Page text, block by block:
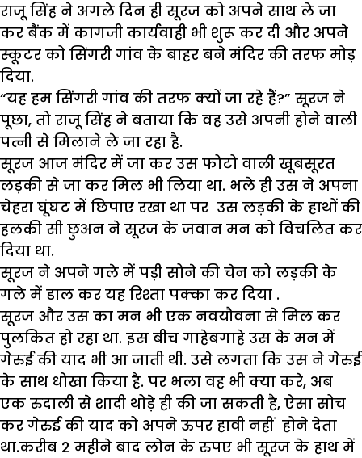
राजू सिंह ने अगले दिन ही सूरज को अपने साथ ले जा
कर बैंक में कागजी कार्यवाही भी शुरू कर दी और अपने
स्कूटर को सिंगरी गांव के बाहर बने मंदिर की तरफ मोड़
दिया.
“यह हम सिंगरी गांव की तरफ क्यों जा रहे हैं?” सूरज ने
पूछा, तो राजू सिंह ने बताया कि वह उसे अपनी होने वाली
पत्नी से मिलाने ले जा रहा है.
सूरज आज मंदिर में जा कर उस फोटो वाली खूबसूरत
लड़की से जा कर मिल भी लिया था. भले ही उस ने अपना
चेहरा घूंघट में छिपाए रखा था पर उस लड़की के हाथों की
हलकी सी छुअन ने सूरज के जवान मन को विचलित कर
दिया था.
सूरज ने अपने गले में पड़ी सोने की चेन को लड़की के
गले में डाल कर यह रिश्ता पक्का कर दिया .
सूरज और उस का मन भी एक नवयौवना से मिल कर
पुलकित हो रहा था. इस बीच गाहेबगाहे उस के मन में
गेरुई की याद भी आ जाती थी. उसे लगता कि उस ने गेरुई
के साथ धोखा किया है. पर भला वह भी क्या करे, अब
एक रुदाली से शादी थोड़े ही की जा सकती है, ऐसा सोच
कर गेरुई की याद को अपने ऊपर हावी नहीं होने देता
था.करीब 2 महीने बाद लोन के रुपए भी सूरज के हाथ में